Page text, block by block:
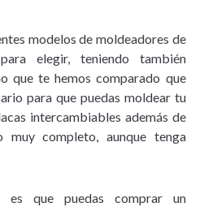
modelos de moldeadores de
elegir, teniendo también
que te hemos comparado que
para que puedas moldear tu
intercambiables además de
muy completo, aunque tenga
es que puedas comprar un